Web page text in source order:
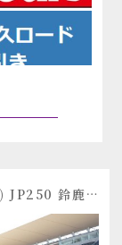
[令和6年(2024年)11/22(土)~11/24(日) JP250 鈴鹿4時耐久ロードレース]